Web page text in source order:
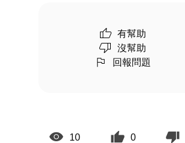
有幫助
沒幫助
回報問題
10 0